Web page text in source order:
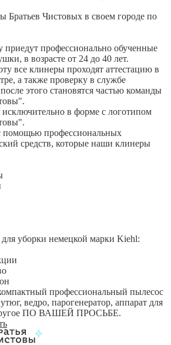
Братьев Чистовых в своем городе по
приедут профессионально обученные
в возрасте от 24 до 40 лет.
все клинеры проходят аттестацию в
а также проверку в службе
этого становятся частью команды
в форме с логотипом
помощью профессиональных
средств, которые наши клинеры
уборки немецкой марки Kiehl:
профессиональный пылесос
ведро, парогенератор, аппарат для
ПО ВАШЕЙ ПРОСЬБЕ.